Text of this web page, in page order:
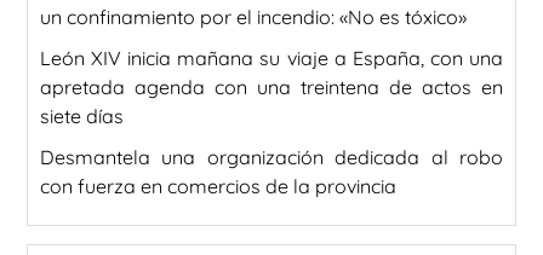
un confinamiento por el incendio: «No es tóxico»
León XIV inicia mañana su viaje a España, con una
apretada agenda con una treintena de actos en
siete días
Desmantela una organización dedicada al robo
con fuerza en comercios de la provincia